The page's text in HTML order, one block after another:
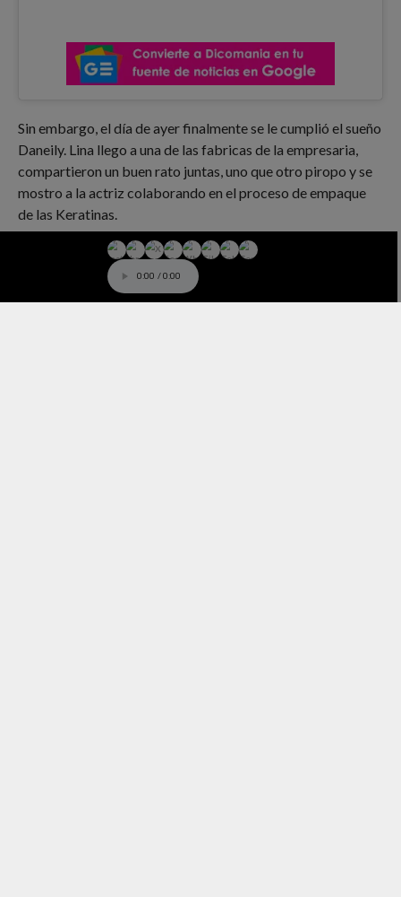
Sin embargo, el día de ayer finalmente se le cumplió el sueño
Daneily. Lina llego a una de las fabricas de la empresaria,
compartieron un buen rato juntas, uno que otro piropo y se
mostro a la actriz colaborando en el proceso de empaque
de las Keratinas.
¿Qué se traerán estas dos jovenes?
0